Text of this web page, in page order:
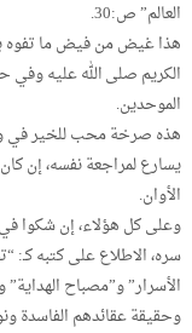
العالم” ص:30.
هذا غيض من فيض ما تفوه
الكريم صلى الله عليه
الموحدين.
هذه صرخة محب للخير في
يسارع لمراجعة نفسه، إن
الأوان.
وعلى كل هؤلاء، إن شكوا
سره، الاطلاع على كتبه كـ:
الأسرار” و”مصباح
وحقيقة عقائدهم الفاسدة